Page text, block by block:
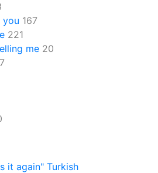
you 167
221
me 20
it again" Turkish